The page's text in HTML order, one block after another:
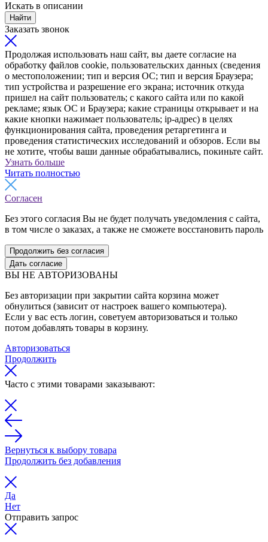
Искать в описании
Найти
Заказать звонок
Продолжая использовать наш сайт, вы даете согласие на
обработку файлов cookie, пользовательских данных (сведения
о местоположении; тип и версия ОС; тип и версия Браузера;
тип устройства и разрешение его экрана; источник откуда
пришел на сайт пользователь; с какого сайта или по какой
рекламе; язык ОС и Браузера; какие страницы открывает и на
какие кнопки нажимает пользователь; ip-адрес) в целях
функционирования сайта, проведения ретаргетинга и
проведения статистических исследований и обзоров. Если вы
не хотите, чтобы ваши данные обрабатывались, покиньте сайт.
Узнать больше
Читать полностью
Согласен
Без этого согласия Вы не будет получать уведомления с сайта,
в том числе о заказах, а также не сможете восстановить пароль
Продолжить без согласия
Дать согласие
ВЫ НЕ АВТОРИЗОВАНЫ
Без авторизации при закрытии сайта корзина может
обнулиться (зависит от настроек вашего компьютера).
Если у вас есть логин, советуем авторизоваться и только
потом добавлять товары в корзину.
Авторизоваться
Продолжить
Часто с этими товарами заказывают:
Вернуться к выбору товара
Продолжить без добавления
Да
Нет
Отправить запрос